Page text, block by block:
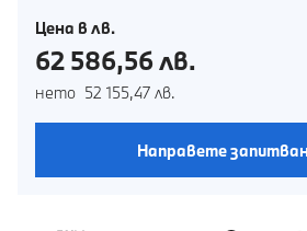
Цена в лв.
62 586,56 лв.
нето 52 155,47 лв.
Направете